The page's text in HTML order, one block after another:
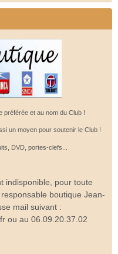
préférée et au nom du Club !
un moyen pour soutenir le Club !
DVD, portes-clefs...
indisponible, pour toute
boutique Jean-
mail suivant :
ou au 06.09.20.37.02